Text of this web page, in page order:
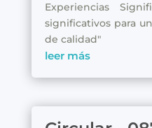
Experiencias
significativos para
de calidad"
leer más